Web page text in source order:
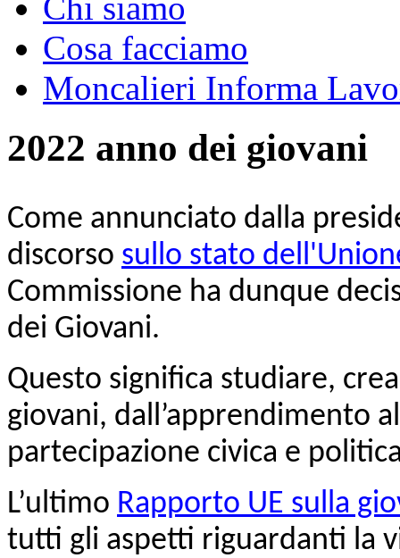
Cosa facciamo
Moncalieri Informa
2022 anno dei giovani
Come annunciato dalla
discorso sullo stato
Commissione ha dunque
dei Giovani.
Questo significa studiare,
giovani, dall’apprendimento
partecipazione civica e
L’ultimo Rapporto UE sulla
tutti gli aspetti riguardanti la